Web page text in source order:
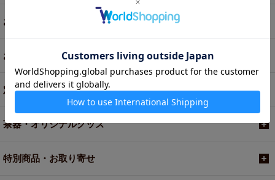
お菓子・食品・飲料
お買い得商品
定期便
茶器・オリジナルグッズ
特別商品・お取り寄せ